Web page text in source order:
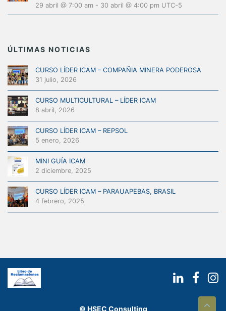
29 abril @ 7:00 am - 30 abril @ 4:00 pm UTC-5
ÚLTIMAS NOTICIAS
CURSO LÍDER ICAM – COMPAÑIA MINERA PODEROSA
31 julio, 2026
CURSO MULTICULTURAL – LÍDER ICAM
8 abril, 2026
CURSO LÍDER ICAM – REPSOL
5 enero, 2026
MINI GUÍA ICAM
2 diciembre, 2025
CURSO LÍDER ICAM – PARAUAPEBAS, BRASIL
4 febrero, 2025
© HSEC Consulting
s